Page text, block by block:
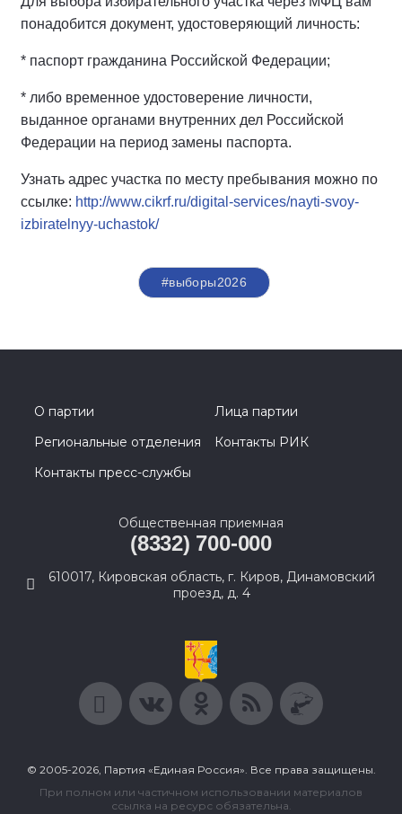
понадобится документ, удостоверяющий личность:
* паспорт гражданина Российской Федерации;
* либо временное удостоверение личности,
выданное органами внутренних дел Российской
Федерации на период замены паспорта.
Узнать адрес участка по месту пребывания можно по
ссылке: http://www.cikrf.ru/digital-services/nayti-svoy-
izbiratelnyy-uchastok/
#выборы2026
О партии
Лица партии
Региональные отделения
Контакты РИК
Контакты пресс-службы
Общественная приемная
(8332) 700-000
610017, Кировская область, г. Киров, Динамовский
проезд, д. 4
© 2005-2026, Партия «Единая Россия». Все права защищены.
При полном или частичном использовании материалов
ссылка на ресурс обязательна.